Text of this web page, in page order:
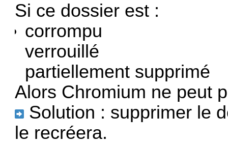
Si ce dossier est :
corrompu
verrouillé
partiellement supprimé
Alors Chromium ne peut
Solution : supprimer le
le recréera.